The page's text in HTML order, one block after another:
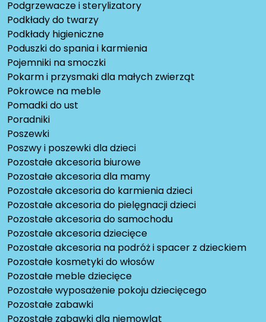
Podgrzewacze i sterylizatory
Podkłady do twarzy
Podkłady higieniczne
Poduszki do spania i karmienia
Pojemniki na smoczki
Pokarm i przysmaki dla małych zwierząt
Pokrowce na meble
Pomadki do ust
Poradniki
Poszewki
Poszwy i poszewki dla dzieci
Pozostałe akcesoria biurowe
Pozostałe akcesoria dla mamy
Pozostałe akcesoria do karmienia dzieci
Pozostałe akcesoria do pielęgnacji dzieci
Pozostałe akcesoria do samochodu
Pozostałe akcesoria dziecięce
Pozostałe akcesoria na podróż i spacer z dzieckiem
Pozostałe kosmetyki do włosów
Pozostałe meble dziecięce
Pozostałe wyposażenie pokoju dziecięcego
Pozostałe zabawki
Pozostałe zabawki dla niemowląt